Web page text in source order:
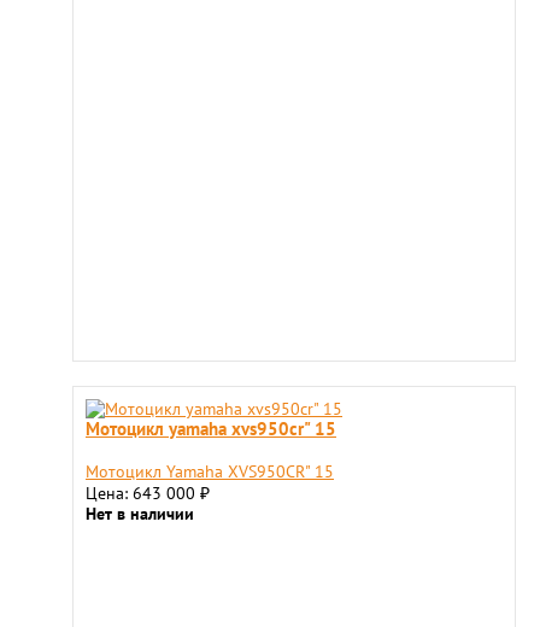
Мотоцикл yamaha xvs950cr" 15
Мотоцикл Yamaha XVS950CR" 15
Цена: 643 000 ₽
Нет в наличии